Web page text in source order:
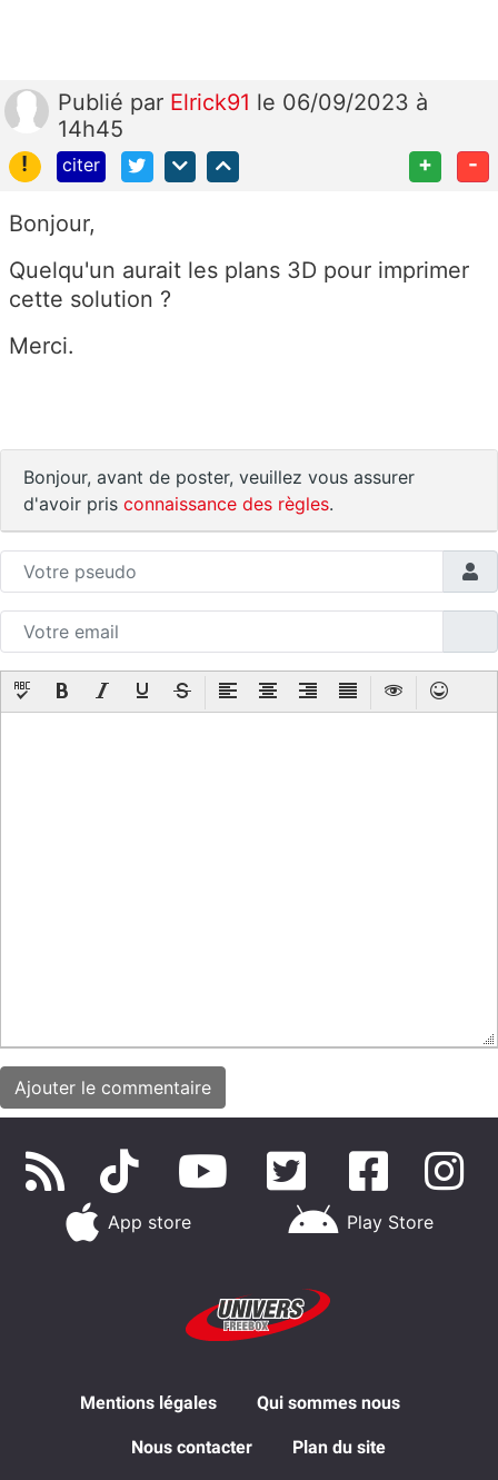
Publié par Elrick91 le 06/09/2023 à
14h45
!
citer + -
Bonjour,
Quelqu'un aurait les plans 3D pour imprimer
cette solution ?
Merci.
Bonjour, avant de poster, veuillez vous assurer
d'avoir pris connaissance des règles.
App store Play Store
Mentions légales Qui sommes nous
Nous contacter Plan du site